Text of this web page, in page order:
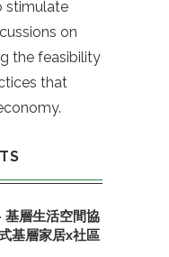
stimulate
on
the feasibility
that
基層生活空間協
基層家居x社區